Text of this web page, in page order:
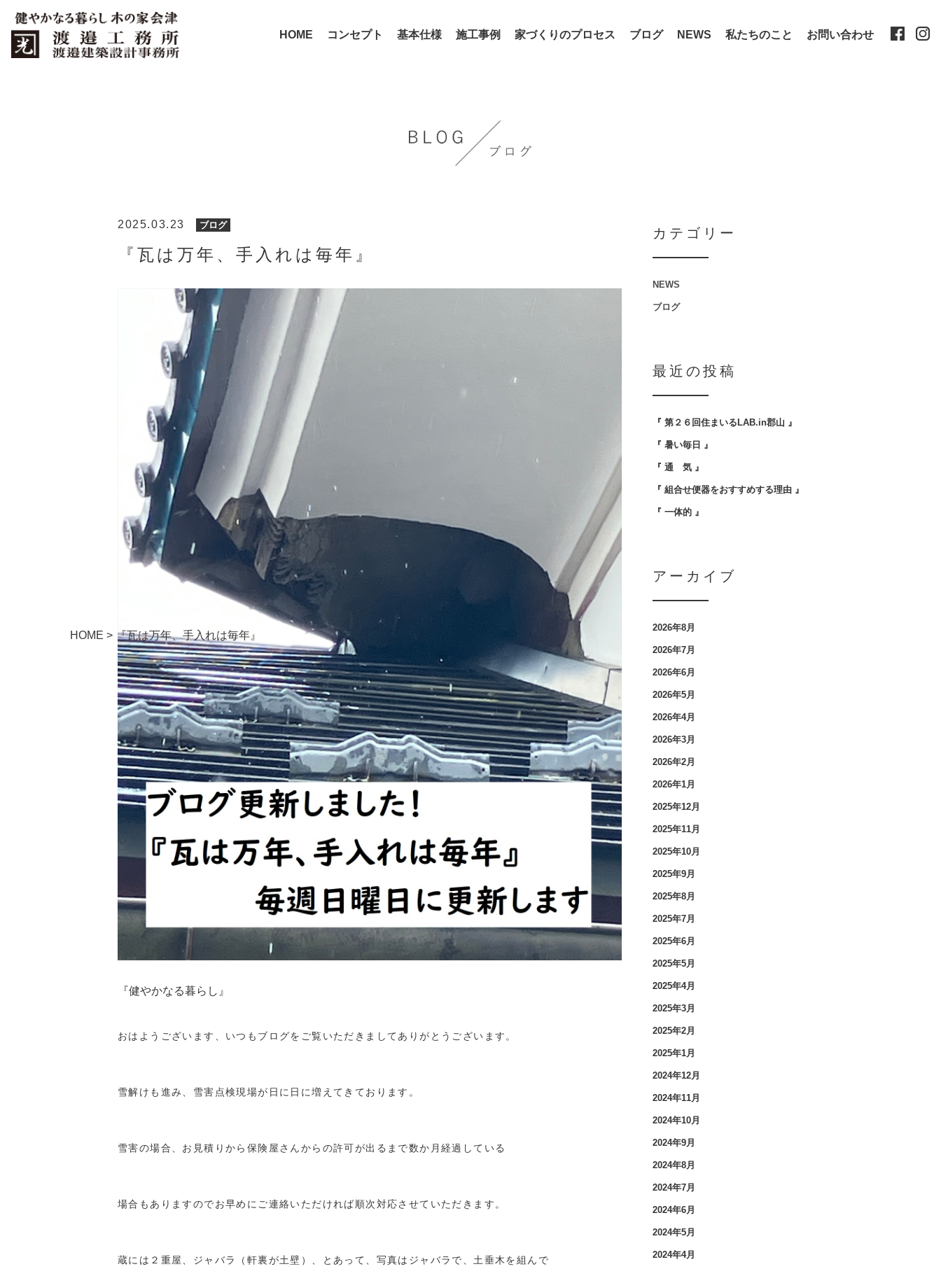
HOME コンセプト 基本仕様 施工事例 家づくりのプロセス ブログ NEWS 私たちのこと お問い合わせ
HOME > 『瓦は万年、手入れは毎年』
2025.03.23 ブログ
『瓦は万年、手入れは毎年』
『健やかなる暮らし』
おはようございます、いつもブログをご覧いただきましてありがとうございます。
雪解けも進み、雪害点検現場が日に日に増えてきております。
雪害の場合、お見積りから保険屋さんからの許可が出るまで数か月経過している
場合もありますのでお早めにご連絡いただければ順次対応させていただきます。
蔵には２重屋、ジャバラ（軒裏が土壁）、とあって、写真はジャバラで、土垂木を組んで
カテゴリー
NEWS
ブログ
最近の投稿
『 第２６回住まいるLAB.in郡山 』
『 暑い毎日 』
『 通 気 』
『 組合せ便器をおすすめする理由 』
『 一体的 』
アーカイブ
2026年8月
2026年7月
2026年6月
2026年5月
2026年4月
2026年3月
2026年2月
2026年1月
2025年12月
2025年11月
2025年10月
2025年9月
2025年8月
2025年7月
2025年6月
2025年5月
2025年4月
2025年3月
2025年2月
2025年1月
2024年12月
2024年11月
2024年10月
2024年9月
2024年8月
2024年7月
2024年6月
2024年5月
2024年4月